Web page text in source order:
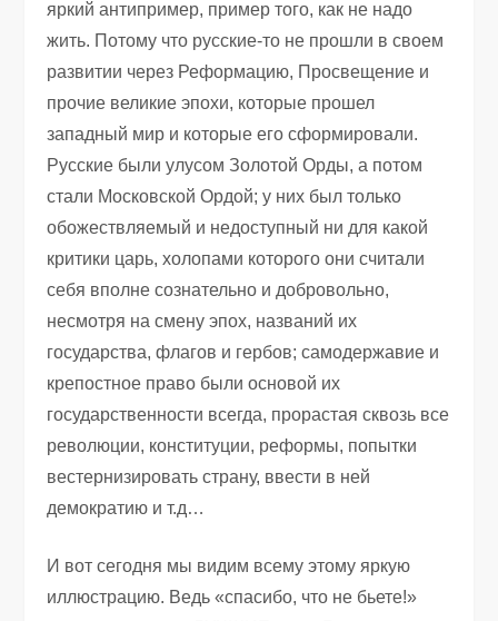
яркий антипример, пример того, как не надо
жить. Потому что русские-то не прошли в своем
развитии через Реформацию, Просвещение и
прочие великие эпохи, которые прошел
западный мир и которые его сформировали.
Русские были улусом Золотой Орды, а потом
стали Московской Ордой; у них был только
обожествляемый и недоступный ни для какой
критики царь, холопами которого они считали
себя вполне сознательно и добровольно,
несмотря на смену эпох, названий их
государства, флагов и гербов; самодержавие и
крепостное право были основой их
государственности всегда, прорастая сквозь все
революции, конституции, реформы, попытки
вестернизировать страну, ввести в ней
демократию и т.д…
И вот сегодня мы видим всему этому яркую
иллюстрацию. Ведь «спасибо, что не бьете!»